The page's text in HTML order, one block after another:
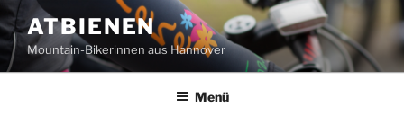
Zum
Inhalt
springen
ATBIENEN
Mountain-Bikerinnen aus Hannover
Menü